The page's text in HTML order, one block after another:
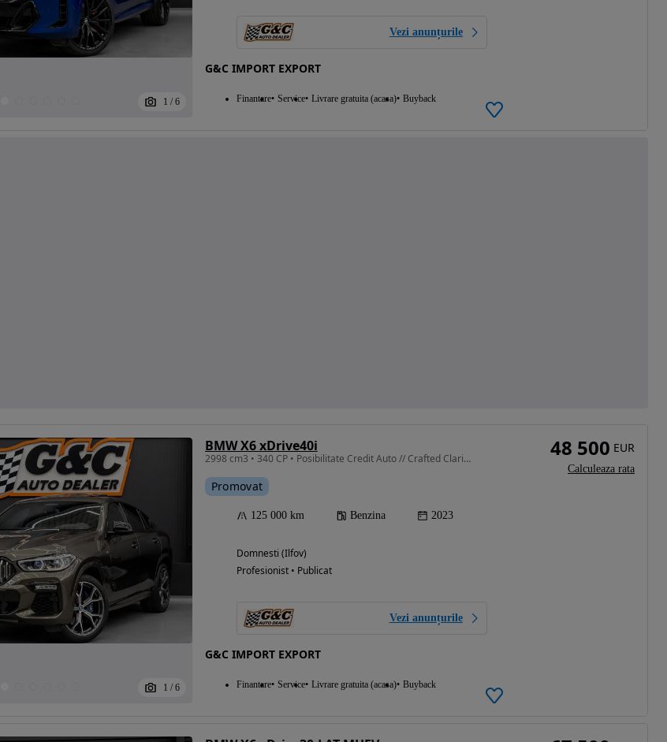
1 / 6
Vezi anunțurile
G&C IMPORT EXPORT
Finantare Service Livrare gratuita (acasa) Buyback
1 / 6
BMW X6 xDrive40i
2998 cm3 • 340 CP • Posibilitate Credit Auto // Crafted Clarity // Pachet M
Promovat
125 000 km Benzina 2023
Domnesti (Ilfov)
Profesionist • Publicat
Vezi anunțurile
G&C IMPORT EXPORT
Finantare Service Livrare gratuita (acasa) Buyback
48 500 EUR
Calculeaza rata